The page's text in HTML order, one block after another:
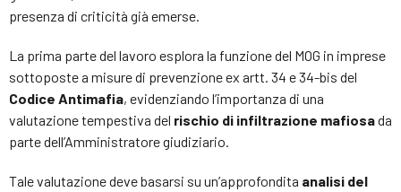
presenza di criticità già emerse.
La prima parte del lavoro esplora la funzione del MOG in imprese
sottoposte a misure di prevenzione ex artt. 34 e 34-bis del
Codice Antimafia, evidenziando l’importanza di una
valutazione tempestiva del rischio di infiltrazione mafiosada
parte dell’Amministratore giudiziario.
Tale valutazione deve basarsi su un’approfondita analisi del